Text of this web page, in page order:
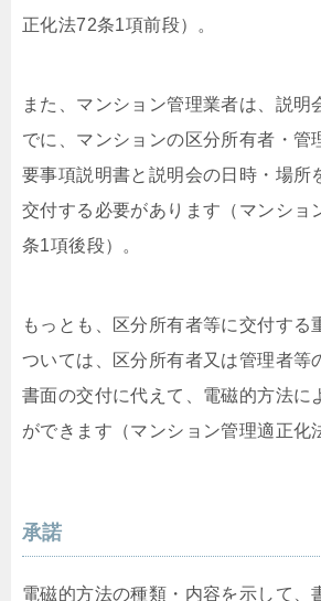
正化法72条1項前段）。
また、マンション管理業者は、説明
でに、マンションの区分所有者・管
要事項説明書と説明会の日時・場所
交付する必要があります（マンショ
条1項後段）。
もっとも、区分所有者等に交付する
ついては、区分所有者又は管理者等
書面の交付に代えて、電磁的方法に
ができます（マンション管理適正化
承諾
電磁的方法の種類・内容を示して、